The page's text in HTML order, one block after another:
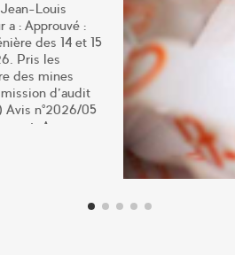
Louis
a : Approuvé :
des 14 et 15
Pris les
des mines
d’audit
Avis n°2026/05
Auvergne
de décision